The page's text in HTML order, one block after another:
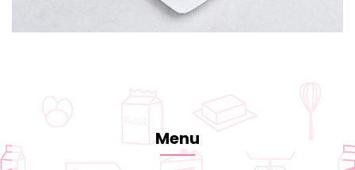
Menu